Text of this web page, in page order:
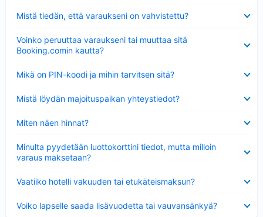
Mistä tiedän, että varaukseni on vahvistettu?
Voinko peruuttaa varaukseni tai muuttaa sitä
Booking.comin kautta?
Mikä on PIN-koodi ja mihin tarvitsen sitä?
Mistä löydän majoituspaikan yhteystiedot?
Miten näen hinnat?
Minulta pyydetään luottokorttini tiedot, mutta milloin
varaus maksetaan?
Vaatiiko hotelli vakuuden tai etukäteismaksun?
Voiko lapselle saada lisävuodetta tai vauvansänkyä?